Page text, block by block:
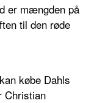
er mængden på
til den røde
købe Dahls
Christian